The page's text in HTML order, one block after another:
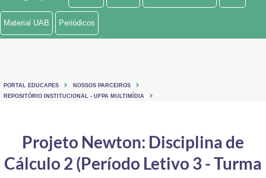
Ministério de Minas e Energia
Ministério do Turismo
Controladoria-Geral da União
Ministério da Mulher, da Família e dos Direitos Humanos
Material UAB Periódicos
PORTAL EDUCAPES
NOSSOS PARCEIROS
REPOSITÓRIO INSTITUCIONAL - UFPA MULTIMÍDIA
Projeto Newton: Disciplina de
Cálculo 2 (Período Letivo 3 - Turma